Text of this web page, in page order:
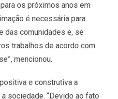
os próximos anos em
é necessária para
das comunidades e, se
trabalhos de acordo com
mencionou.
e construtiva a
sociedade. “Devido ao fato